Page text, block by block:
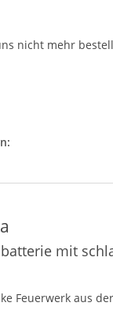
nicht mehr
mit
Feuerwerk aus